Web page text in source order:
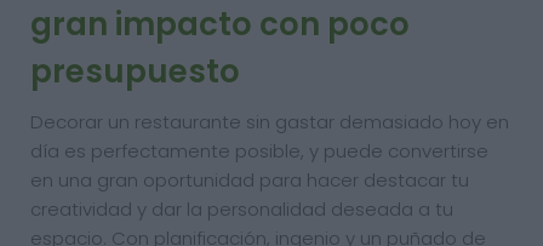
gran impacto con poco
presupuesto
Decorar un restaurante sin gastar demasiado hoy en
día es perfectamente posible, y puede convertirse
en una gran oportunidad para hacer destacar tu
creatividad y dar la personalidad deseada a tu
espacio. Con planificación, ingenio y un puñado de